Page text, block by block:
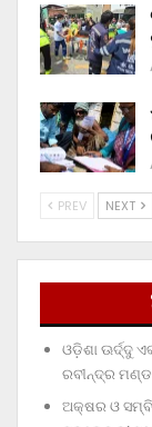
PREV NEXT
ଓଡ଼ିଶା ଊର୍ଦ୍ଦୁ
ରବୀନ୍ଦ୍ର
ଅକ୍ଷର ଓ